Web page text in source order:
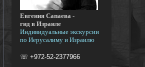
Евгения Сапаева -
гид в Израиле
Индивидуальные экскурсии
по Иерусалиму и Израилю
☏ +972-52-2377966